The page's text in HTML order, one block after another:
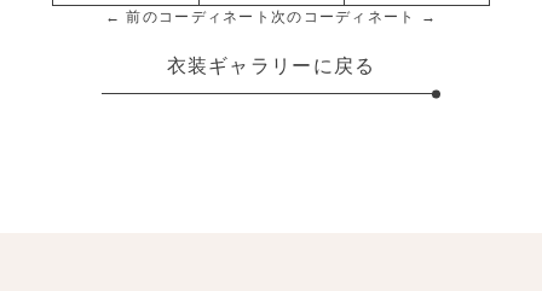
← 前のコーディネート 次のコーディネート →
衣装ギャラリーに戻る